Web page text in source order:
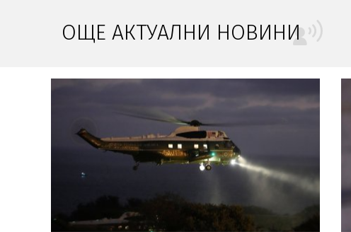
ОЩЕ АКТУАЛНИ НОВИНИ